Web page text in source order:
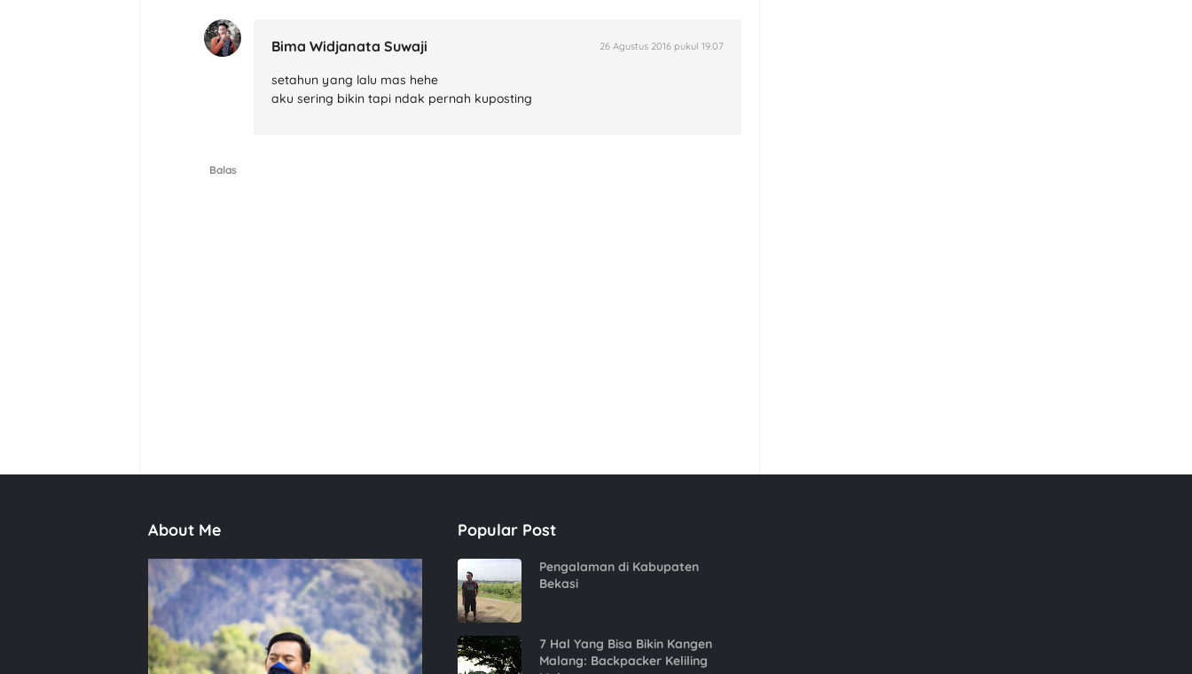
Bima Widjanata Suwaji 26 Agustus 2016 pukul 19.07
setahun yang lalu mas hehe
aku sering bikin tapi ndak pernah kuposting
Balas
About Me Popular Post
Pengalaman di Kabupaten
Bekasi
7 Hal Yang Bisa Bikin Kangen
Malang: Backpacker Keliling